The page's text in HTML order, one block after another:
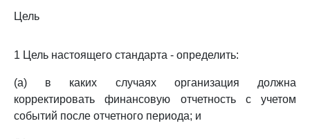
Цель
1 Цель настоящего стандарта - определить:
(a) в каких случаях организация должна
корректировать финансовую отчетность с учетом
событий после отчетного периода; и